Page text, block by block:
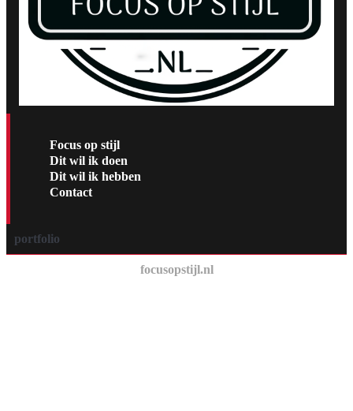
Focus op stijl
Dit wil ik doen
Dit wil ik hebben
Contact
portfolio
focusopstijl.nl